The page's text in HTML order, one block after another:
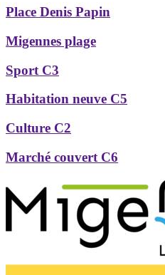
Place Denis Papin
Migennes plage
Sport C3
Habitation neuve C5
Culture C2
Marché couvert C6
Précédent
Suivant